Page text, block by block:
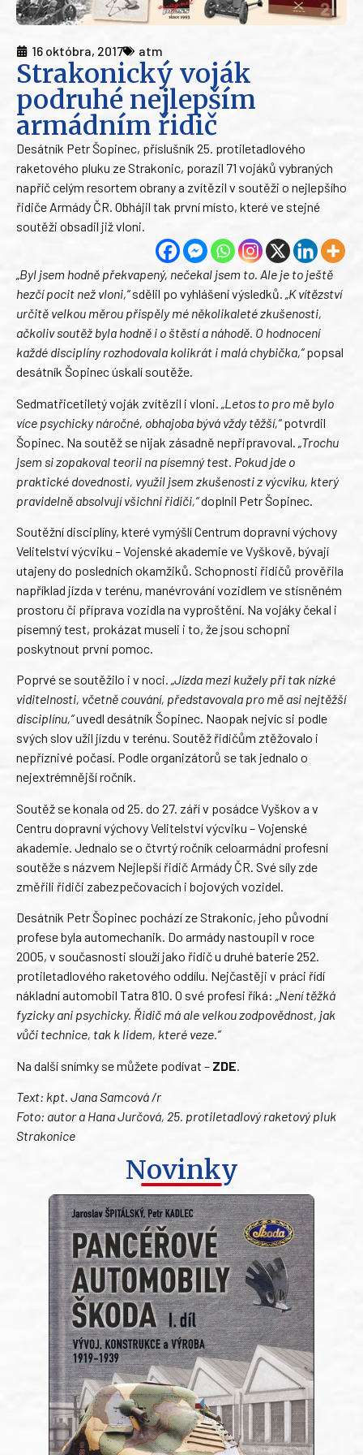
16 októbra, 2017 atm
Strakonický voják
podruhé nejlepším
armádním řidič
Desátník Petr Šopinec, příslušník 25. protiletadlového
raketového pluku ze Strakonic, porazil 71 vojáků vybraných
napříč celým resortem obrany a zvítězil v soutěži o nejlepšího
řidiče Armády ČR. Obhájil tak první místo, které ve stejné
soutěži obsadil již vloni.
„Byl jsem hodně překvapený, nečekal jsem to. Ale je to ještě
hezčí pocit než vloni,“sdělil po vyhlášení výsledků. „K vítězství
určitě velkou měrou přispěly mé několikaleté zkušenosti,
ačkoliv soutěž byla hodně i o štěstí a náhodě. O hodnocení
každé disciplíny rozhodovala kolikrát i malá chybička,“popsal
desátník Šopinec úskalí soutěže.
Sedmatřicetiletý voják zvítězil i vloni.
„Letos to pro mě bylo
více psychicky náročné, obhajoba bývá vždy těžší,“potvrdil
Šopinec. Na soutěž se nijak zásadně nepřipravoval.
„Trochu
jsem si zopakoval teorii na písemný test. Pokud jde o
praktické dovednosti, využil jsem zkušenosti z výcviku, který
pravidelně absolvují všichni řidiči,“doplnil Petr Šopinec.
Soutěžní disciplíny, které vymýšlí Centrum dopravní výchovy
Velitelství výcviku – Vojenské akademie ve Vyškově, bývají
utajeny do posledních okamžiků. Schopnosti řidičů prověřila
například jízda v terénu, manévrování vozidlem ve stísněném
prostoru či příprava vozidla na vyproštění. Na vojáky čekal i
písemný test, prokázat museli i to, že jsou schopni
poskytnout první pomoc.
Poprvé se soutěžilo i v noci. „Jízda mezi kužely při tak nízké
viditelnosti, včetně couvání, představovala pro mě asi nejtěžší
disciplínu,“uvedl desátník Šopinec. Naopak nejvíc si podle
svých slov užil jízdu v terénu. Soutěž řidičům ztěžovalo i
nepříznivé počasí. Podle organizátorů se tak jednalo o
nejextrémnější ročník.
Soutěž se konala od 25. do 27. září v posádce Vyškov a v
Centru dopravní výchovy Velitelství výcviku – Vojenské
akademie. Jednalo se o čtvrtý ročník celoarmádní profesní
soutěže s názvem Nejlepší řidič Armády ČR. Své síly zde
změřili řidiči zabezpečovacích i bojových vozidel.
Desátník Petr Šopinec pochází ze Strakonic, jeho původní
profese byla automechanik. Do armády nastoupil v roce
2005, v současnosti slouží jako řidič u druhé baterie 252.
protiletadlového raketového oddílu. Nejčastěji v práci řídí
nákladní automobil Tatra 810. O své profesi říká: „Není těžká
fyzicky ani psychicky. Řidič má ale velkou zodpovědnost, jak
vůči technice, tak k lidem, které veze.“
Na další snímky se můžete podívat – ZDE
Text: kpt. Jana Samcová /r
Foto: autor a Hana Jurčová, 25. protiletadlový raketový pluk
Strakonice
Novinky